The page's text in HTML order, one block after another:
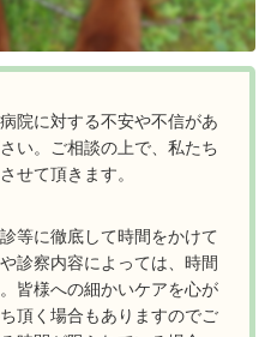
院に対する不安や不信があ
い。ご相談の上で、私たち
せて頂きます。
等に徹底して時間をかけて
診察内容によっては、時間
皆様への細かいケアを心が
頂く場合もありますのでご